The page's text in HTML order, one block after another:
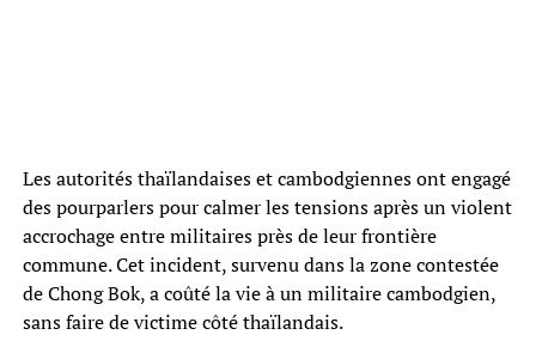
Les autorités thaïlandaises et cambodgiennes ont engagé
des pourparlers pour calmer les tensions après un violent
accrochage entre militaires près de leur frontière
commune. Cet incident, survenu dans la zone contestée
de Chong Bok, a coûté la vie à un militaire cambodgien,
sans faire de victime côté thaïlandais.